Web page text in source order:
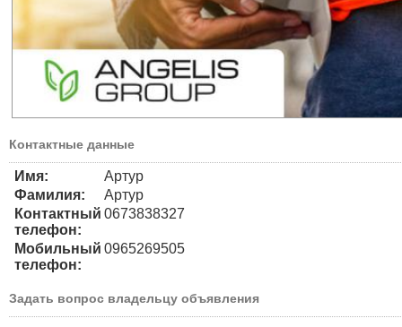
Контактные данные
Имя:
Артур
Фамилия:
Артур
Контактный
телефон:
0673838327
Мобильный
телефон:
0965269505
Задать вопрос владельцу объявления